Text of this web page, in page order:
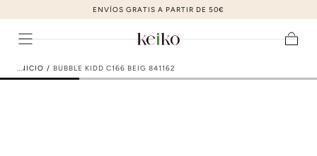
ir al contenido
ZAPATOS DE MODA AL MEJOR PRECIO
INICIO / BUBBLE KIDD C166 BEIG 841162